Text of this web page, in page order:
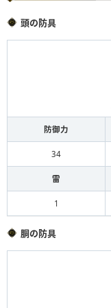
頭の防具
防御力
34
雷
1
胴の防具